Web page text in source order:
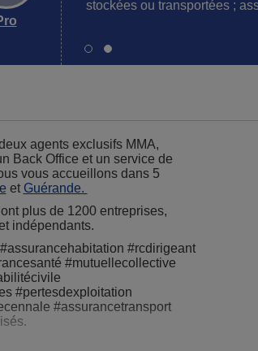
stockées ou transportées ;
agents exclusifs MMA,
Back Office et un service de
vous accueillons dans 5
et Guérande.
plus de 1200 entreprises,
indépendants.
#rcdirigeant
#mutuellecollective
#pertesdexploitation
#assurancetransport